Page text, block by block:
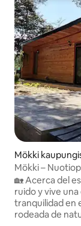
Mökki
amba
Mökki –
Oxapampa
🏡 Acerca del
ruido y vive
tranquilidad en
rodeada de